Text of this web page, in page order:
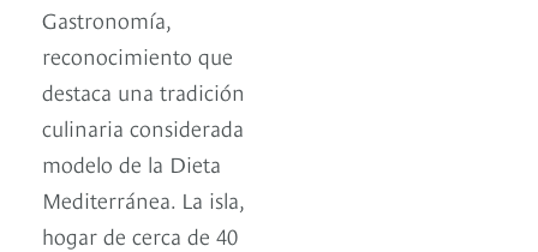
Gastronomía,
reconocimiento que
destaca una tradición
culinaria considerada
modelo de la Dieta
Mediterránea. La isla,
hogar de cerca de 40